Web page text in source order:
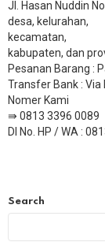
Jl. Hasan Nuddin
desa, kelurahan,
kecamatan,
kabupaten, dan
Pesanan Barang :
​Transfer Bank : Via
Nomer Kami
⇛ 0813 3396 0089
DI No. HP / WA :
Search